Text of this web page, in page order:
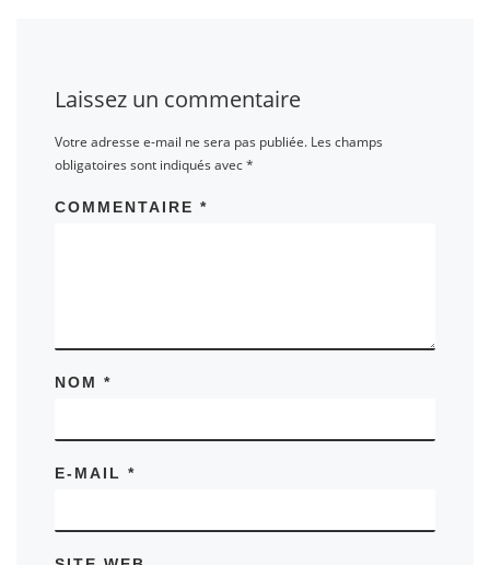
Laissez un commentaire
Votre adresse e-mail ne sera pas publiée. Les champs
obligatoires sont indiqués avec*
COMMENTAIRE*
NOM*
E-MAIL*